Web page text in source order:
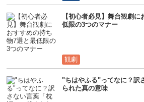
【初心者必見】舞台観劇
低限の3つのマナー
観劇
"ちはやふる"ってなに？訳
られた真の意味